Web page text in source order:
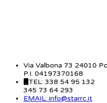
Via Valbona 73 24010
P.I. 04197370168
TEL: 338 54 95 132
345 73 64 293
EMAIL: info@starrc.it